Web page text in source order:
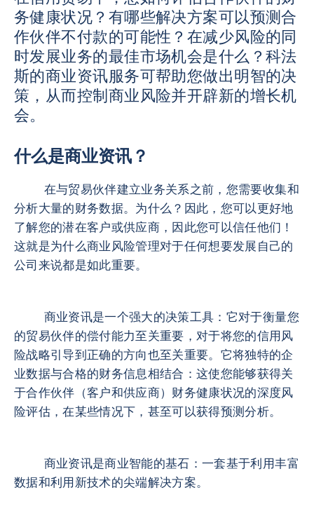
务健康状况？有哪些解决方案可以预测合
作伙伴不付款的可能性？在减少风险的同
时发展业务的最佳市场机会是什么？科法
斯的商业资讯服务可帮助您做出明智的决
策，从而控制商业风险并开辟新的增长机
会。
什么是商业资讯？
在与贸易伙伴建立业务关系之前，您需要收集和
分析大量的财务数据。为什么？因此，您可以更好地
了解您的潜在客户或供应商，因此您可以信任他们！
这就是为什么商业风险管理对于任何想要发展自己的
公司来说都是如此重要。
商业资讯是一个强大的决策工具：它对于衡量您
的贸易伙伴的偿付能力至关重要，对于将您的信用风
险战略引导到正确的方向也至关重要。它将独特的企
业数据与合格的财务信息相结合：这使您能够获得关
于合作伙伴（客户和供应商）财务健康状况的深度风
险评估，在某些情况下，甚至可以获得预测分析。
商业资讯是商业智能的基石：一套基于利用丰富
数据和利用新技术的尖端解决方案。